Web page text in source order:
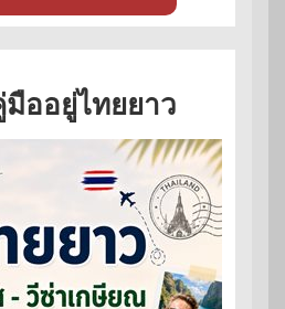
มืออยู่ไทยยาว